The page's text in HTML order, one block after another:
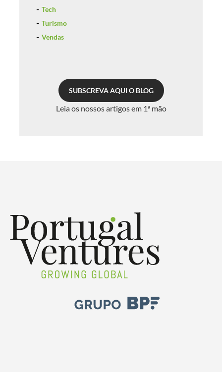
Tech
Turismo
Vendas
SUBSCREVA AQUI O BLOG
Leia os nossos artigos em 1ª mão